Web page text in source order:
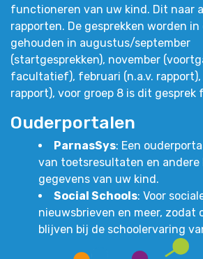
functioneren van uw kind. Dit naar
rapporten. De gesprekken worden
gehouden in augustus/september
(startgesprekken), november
facultatief), februari (n.a.v. rapport),
rapport), voor groep 8 is dit
Ouderportalen
ParnasSys: Een
van toetsresultaten en andere
gegevens van uw kind.
Social Schools: Voor
nieuwsbrieven en meer, zodat
blijven bij de schoolervaring